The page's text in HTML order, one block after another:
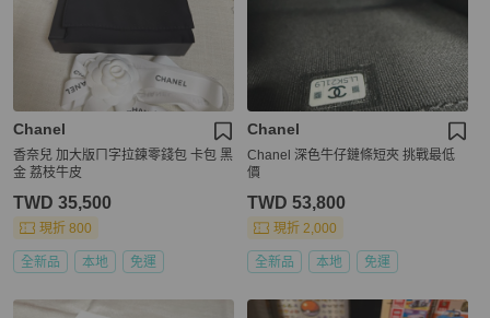
Chanel
香奈兒 加大版ㄇ字拉鍊零錢包 卡包 黑
金 荔枝牛皮
TWD 35,500
現折 800
全新品 本地 免運
Chanel
Chanel 深色牛仔鏈條短夾 挑戰最低
價
TWD 53,800
現折 2,000
全新品 本地 免運